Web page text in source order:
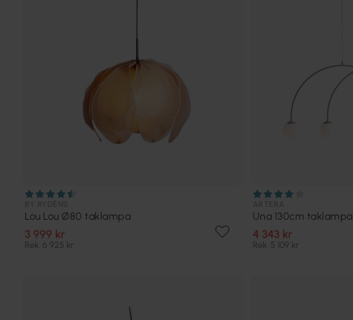
Lou Lou Ø80 taklampa
3 999 kr
Rek. 6 925 kr
Una 130cm taklampa
4 343 kr
Rek. 5 109 kr